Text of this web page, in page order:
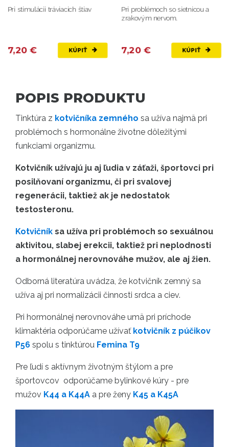
Pri stimulácii tráviacich štiav
7,20 € KÚPIŤ
Pri problémoch so sietnicou a
zrakovým nervom.
7,20 € KÚPIŤ
POPIS PRODUKTU
Tinktúra z kotvičníka zemného sa užíva najmä pri
problémoch s hormonálne životne dôležitými
funkciami organizmu.
Kotvičník užívajú ju aj ľudia v záťaži, športovci pri
posilňovaní organizmu, či pri svalovej
regenerácii, taktiež ak je nedostatok
testosteronu.
Kotvičník sa užíva pri problémoch so sexuálnou
aktivitou, slabej erekcii, taktiež pri neplodnosti
a hormonálnej nerovnováhe mužov, ale aj žien.
Odborná literatúra uvádza, že kotvičník zemný sa
užíva aj pri normalizácii činnosti srdca a ciev.
Pri hormonálnej nerovnováhe umä pri príchode
klimaktéria odporúčame užívať kotvičník z púčikov
P56 spolu s tinktúrou Femina T9
Pre ľudí s aktívnym životným štýlom a pre
športovcov odporúčame bylinkové kúry - pre
mužov K44 a K44A a pre ženy K45 a K45A